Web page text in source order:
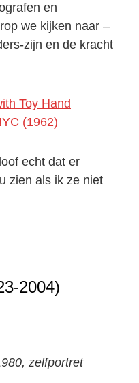
en
we kijken naar –
zijn en de kracht
Toy Hand
(1962)
echt dat er
zien als ik ze niet
2004)
zelfportret